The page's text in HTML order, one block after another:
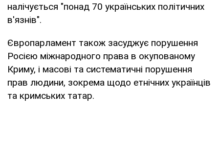
налічується "понад 70 українських політичних
в'язнів".
Європарламент також засуджує порушення
Росією міжнародного права в окупованому
Криму, і масові та систематичні порушення
прав людини, зокрема щодо етнічних українців
та кримських татар.